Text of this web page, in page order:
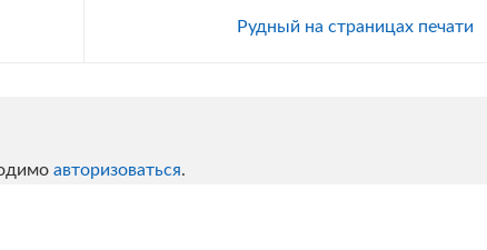
Рудный на страницах печати
авторизоваться.